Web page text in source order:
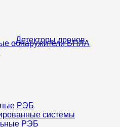
Детекторы дронов
обнаружители БПЛА
РЭБ
системы
РЭБ